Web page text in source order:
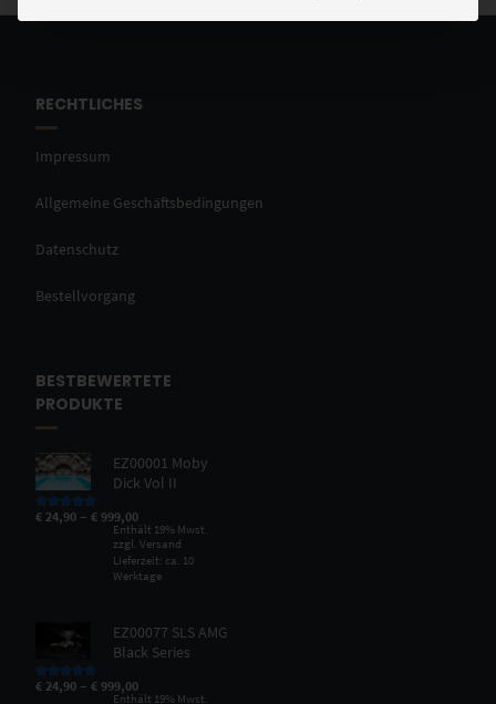
RECHTLICHES
Impressum
Allgemeine Geschäftsbedingungen
Datenschutz
Bestellvorgang
BESTBEWERTETE
PRODUKTE
EZ00001 Moby
Dick Vol II
Bewertet mit
von 5
€ 24,90 –€ 999,00
Enthält 19% Mwst.
zzgl.Versand
Lieferzeit: ca. 10
Werktage
EZ00077 SLS AMG
Black Series
Bewertet mit
von 5
€ 24,90 –€ 999,00
Enthält 19% Mwst.